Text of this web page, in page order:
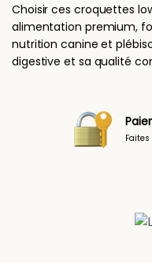
Choisir ces croquettes
alimentation premium,
nutrition canine et
digestive et sa qualité